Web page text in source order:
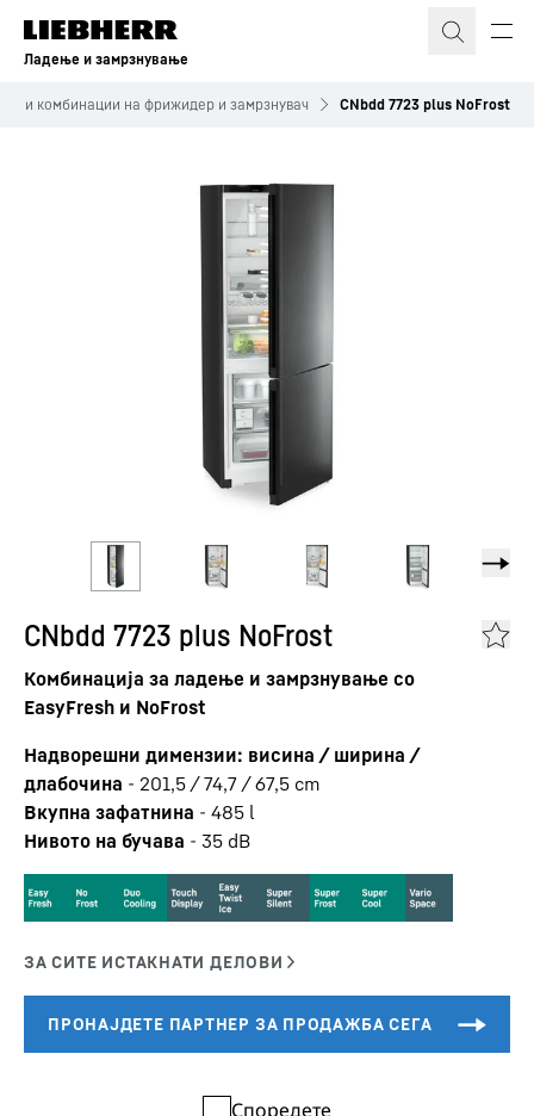
Ладење и замрзнување
комбинации на фрижидер и замрзнувач CNbdd 7723 plus NoFrost
CNbdd 7723 plus NoFrost
Комбинација за ладење и замрзнување со
EasyFresh и NoFrost
Надворешни димензии: висина / ширина /
длабочина - 201,5 / 74,7 / 67,5 cm
Вкупна зафатнина - 485 l
Нивото на бучава - 35 dB
Споредете